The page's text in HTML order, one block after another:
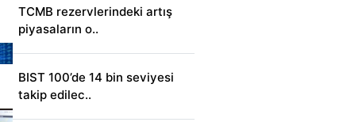
TCMB rezervlerindeki artış
piyasaların o..
BIST 100’de 14 bin seviyesi
takip edilec..